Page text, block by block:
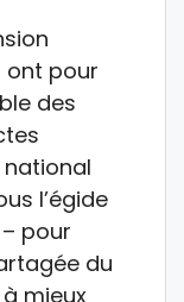
ont pour
des
l’égide
pour
du
mieux